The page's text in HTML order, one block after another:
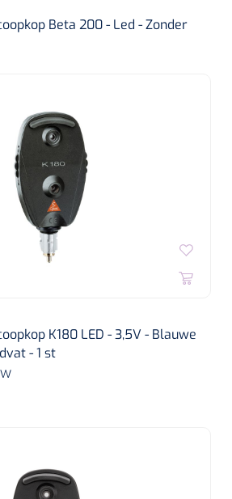
Beta 200 - Led - Zonder
K180 LED - 3,5V - Blauwe
- 1 st